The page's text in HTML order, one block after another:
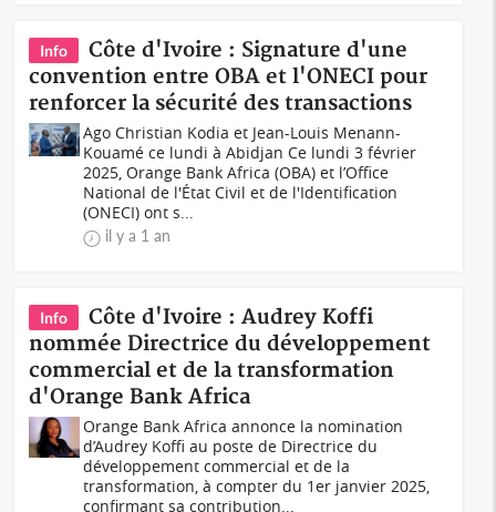
Info
Côte d'Ivoire : Signature d'une
convention entre OBA et l'ONECI pour
renforcer la sécurité des transactions
Ago Christian Kodia et Jean-Louis Menann-
Kouamé ce lundi à Abidjan Ce lundi 3 février
2025, Orange Bank Africa (OBA) et l’Office
National de l'État Civil et de l'Identification
(ONECI) ont s...
il y a 1 an
Info
Côte d'Ivoire : Audrey Koffi
nommée Directrice du développement
commercial et de la transformation
d'Orange Bank Africa
Orange Bank Africa annonce la nomination
d’Audrey Koffi au poste de Directrice du
développement commercial et de la
transformation, à compter du 1er janvier 2025,
confirmant sa contribution...